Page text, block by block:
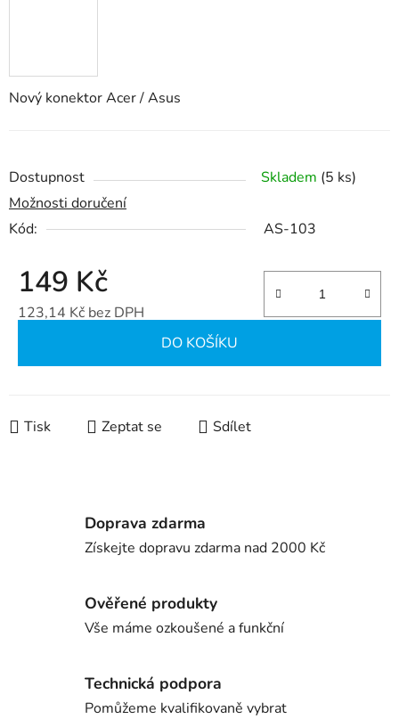
Nový konektor Acer / Asus
Dostupnost Skladem (5 ks)
Možnosti doručení
Kód:
AS-103
149 Kč
123,14 Kč bez DPH
DO KOŠÍKU
Tisk Zeptat se Sdílet
Doprava zdarma
Získejte dopravu zdarma nad 2000 Kč
Ověřené produkty
Vše máme ozkoušené a funkční
Technická podpora
Pomůžeme kvalifikovaně vybrat